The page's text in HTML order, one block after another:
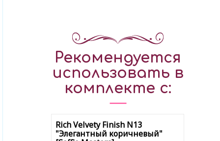
Рекомендуется
использовать в
комплекте с:
Rich Velvety Finish N13
"Элегантный коричневый"